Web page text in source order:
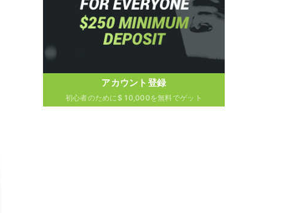
アカウント登録
初心者のために$ 10,000を無料でゲット